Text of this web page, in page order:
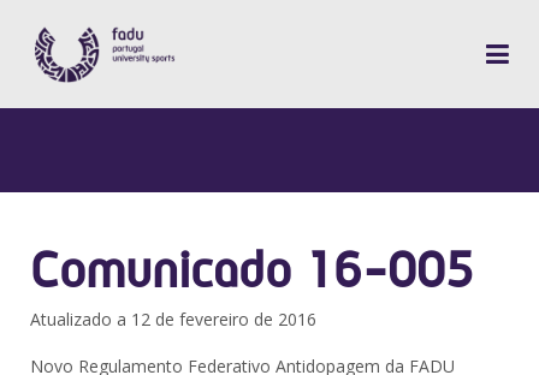
Comunicado 16-005
Atualizado a 12 de fevereiro de 2016
Novo Regulamento Federativo Antidopagem da FADU